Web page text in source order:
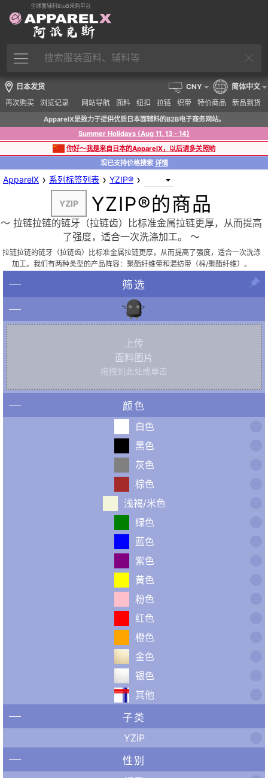
全球面辅料BtoB采购平台
日本发货
再次购买
浏览记录 网站导航 面料 纽扣 拉链 织带 特价商品 新品到货
CNY 简体中文
ApparelX是致力于提供优质日本面辅料的B2B电子商务网站。
Summer Holidays (Aug 11, 13 - 14)
你好～我是来自日本的ApparelX，以后请多关照哟
现已支持价格搜索 详情
ApparelX › 系列标签列表 › YZIP® ›
YZIP YZIP®的商品
〜 拉链拉链的链牙（拉链齿）比标准金属拉链更厚，从而提高
了强度，适合一次洗涤加工。 〜
拉链拉链的链牙（拉链齿）比标准金属拉链更厚，从而提高了强度，适合一次洗涤
加工。我们有两种类型的产品阵容：聚酯纤维带和混纺带（棉/聚酯纤维）。
筛选
上传
面料图片
拖拽到此处或单击
颜色
白色
黑色
灰色
棕色
浅褐/米色
绿色
蓝色
紫色
黄色
粉色
红色
橙色
金色
银色
其他
子类
YZiP
性别